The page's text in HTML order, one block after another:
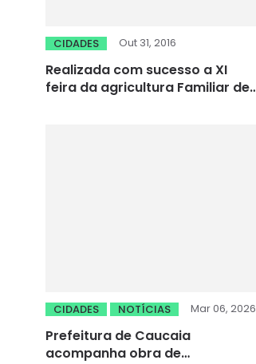
CIDADES Out 31, 2016
Realizada com sucesso a XI
feira da agricultura Familiar de
CIDADES NOTÍCIAS Mar 06, 2026
Prefeitura de Caucaia
acompanha obra de